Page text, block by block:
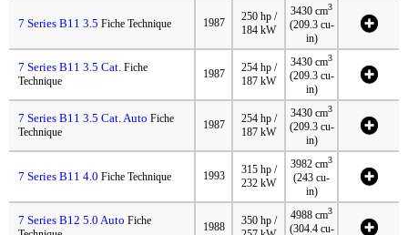
7 Series B11 3.5 Fiche Technique 1987
250 hp /
184 kW
3430 cm3
(209.3 cu-
in)
7 Series B11 3.5 Cat. Fiche
Technique
1987
254 hp /
187 kW
3430 cm3
(209.3 cu-
in)
7 Series B11 3.5 Cat. Auto Fiche
Technique
1987
254 hp /
187 kW
3430 cm3
(209.3 cu-
in)
7 Series B11 4.0 Fiche Technique 1993
315 hp /
232 kW
3982 cm3
(243 cu-
in)
7 Series B12 5.0 Auto Fiche
1988
350 hp /
4988 cm3
(304.4 cu-